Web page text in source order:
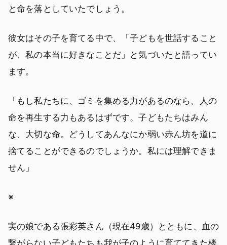
と命を落としていたでしょう。
彼女はその子を育てる中で、「子どもを世話すること
が、私の本当に好きなことだ」と気づいたと語ってい
ます。
「もし私たちに、ゴミを集める力があるのなら、人の
命を再生する力もあるはずです。子どもたちはみん
な、大切な命。どうしてあんなにか弱い赤ん坊を道に
捨てることができるのでしょうか。私には理解できま
せん」
※
実の娘である張彩英さん（現在49歳）とともに、血の